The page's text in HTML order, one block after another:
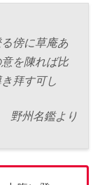
傍に草庵あ
を陳れば比
拜す可し
野州名鑑より